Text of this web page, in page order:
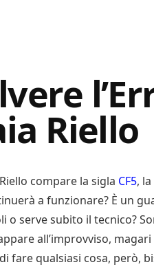
Riello
compare la sigla CF5,
a funzionare? È un
o serve subito il tecnico?
all’improvviso,
fare qualsiasi cosa, però,